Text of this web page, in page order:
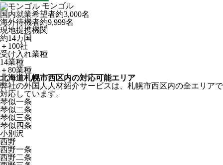
モンゴル
国内就業希望者約3,000名
海外待機者約9,999名
現地提携機関
約14カ国
＋100社
受け入れ業種
14業種
＋80業種
北海道札幌市西区内の対応可能エリア
弊社の外国人人材紹介サービスは、札幌市西区内の全エリアで
対応しています。
琴似一条
琴似二条
琴似三条
琴似四条
小別沢
西野
西野一条
西野二条